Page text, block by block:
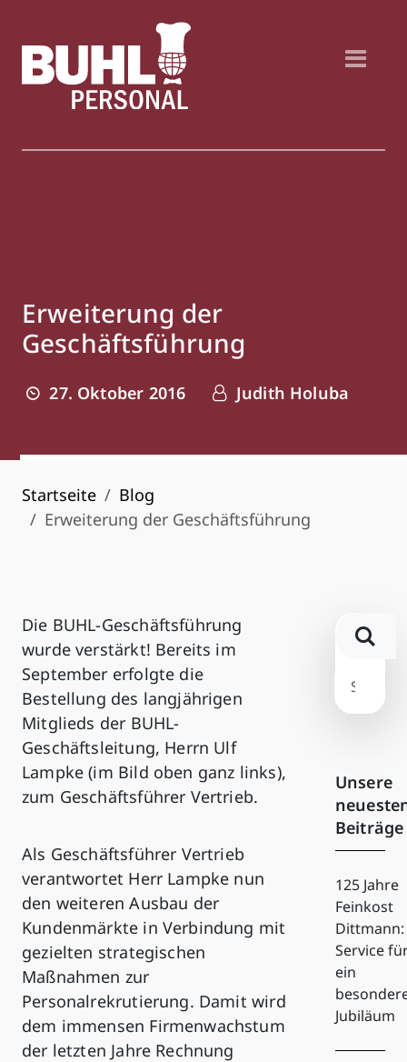
Erweiterung der
Geschäftsführung
27. Oktober 2016 Judith Holuba
Startseite
Blog
Erweiterung der Geschäftsführung
Die BUHL-Geschäftsführung
wurde verstärkt! Bereits im
September erfolgte die
Bestellung des langjährigen
Mitglieds der BUHL-
Geschäftsleitung, Herrn Ulf
Lampke (im Bild oben ganz links),
zum Geschäftsführer Vertrieb.
Als Geschäftsführer Vertrieb
verantwortet Herr Lampke nun
den weiteren Ausbau der
Kundenmärkte in Verbindung mit
gezielten strategischen
Maßnahmen zur
Personalrekrutierung. Damit wird
dem immensen Firmenwachstum
der letzten Jahre Rechnung
Unsere
Beiträge
125 Jahre
Feinkost
Dittmann:
Service
ein
Jubiläum